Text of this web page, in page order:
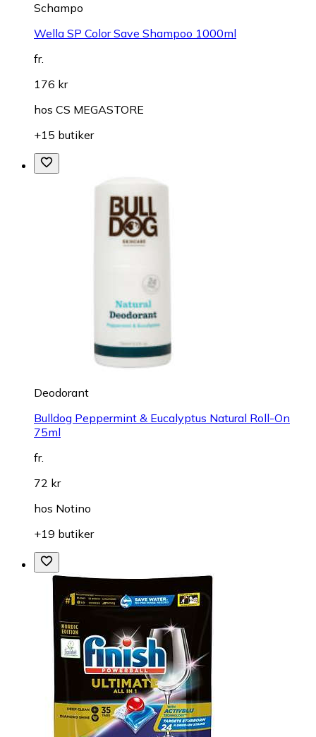
Schampo
Wella SP Color Save Shampoo 1000ml
fr.
176 kr
hos CS MEGASTORE
+15 butiker
Deodorant
Bulldog Peppermint & Eucalyptus Natural Roll-On
75ml
fr.
72 kr
hos Notino
+19 butiker